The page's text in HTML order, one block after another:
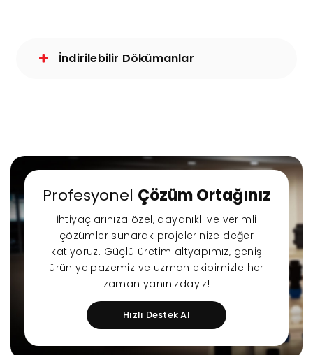
İndirilebilir Dökümanlar
Profesyonel Çözüm Ortağınız
İhtiyaçlarınıza özel, dayanıklı ve verimli
çözümler sunarak projelerinize değer
katıyoruz. Güçlü üretim altyapımız, geniş
ürün yelpazemiz ve uzman ekibimizle her
zaman yanınızdayız!
Hızlı Destek Al